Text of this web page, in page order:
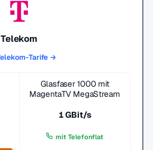
Telekom
Tarife →
Glasfaser 1000 mit
MagentaTV MegaStream
1 GBit/s
mit Telefonflat